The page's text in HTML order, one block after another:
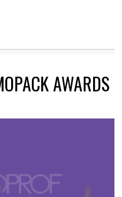
AWARDS